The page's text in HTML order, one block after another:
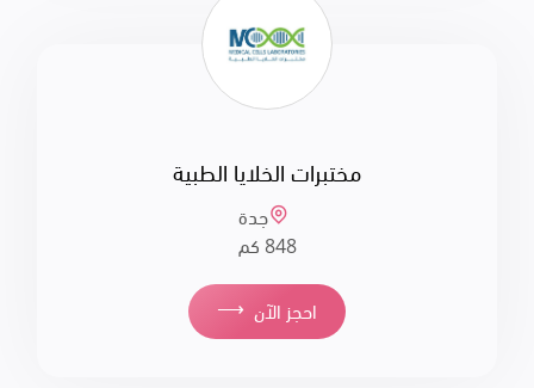
مختبرات الخلايا الطبية
جدة
848 كم
⟶ احجز الآن